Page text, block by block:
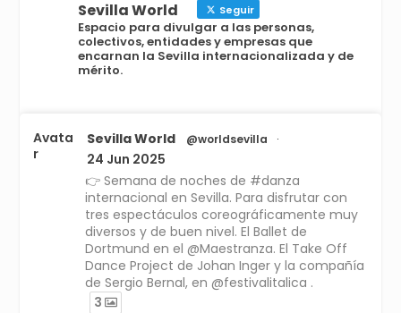
Sevilla World Seguir
Espacio para divulgar a las personas,
colectivos, entidades y empresas que
encarnan la Sevilla internacionalizada y de
mérito.
Avata
r
Sevilla World @worldsevilla ·
24 Jun 2025
👉 Semana de noches de #danza
internacional en Sevilla. Para disfrutar con
tres espectáculos coreográficamente muy
diversos y de buen nivel. El Ballet de
Dortmund en el @Maestranza. El Take Off
Dance Project de Johan Inger y la compañía
de Sergio Bernal, en @festivalitalica .
3